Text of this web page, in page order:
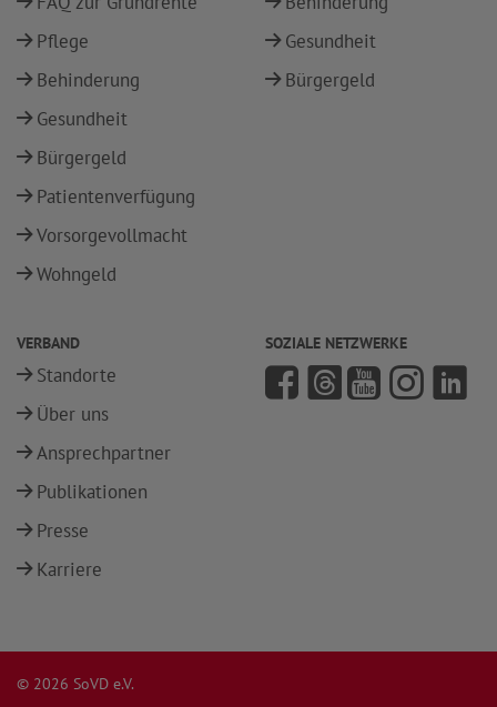
Pflege
Behinderung
Gesundheit
Bürgergeld
Patientenverfügung
Vorsorgevollmacht
Wohngeld
Gesundheit
Bürgergeld
VERBAND
Standorte
Über uns
Ansprechpartner
Publikationen
Presse
Karriere
SOZIALE NETZWERKE
© 2026 SoVD e.V.